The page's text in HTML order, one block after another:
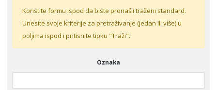
Koristite formu ispod da biste pronašli traženi standard.
Unesite svoje kriterije za pretraživanje (jedan ili više) u
poljima ispod i pritisnite tipku "Traži".
Oznaka